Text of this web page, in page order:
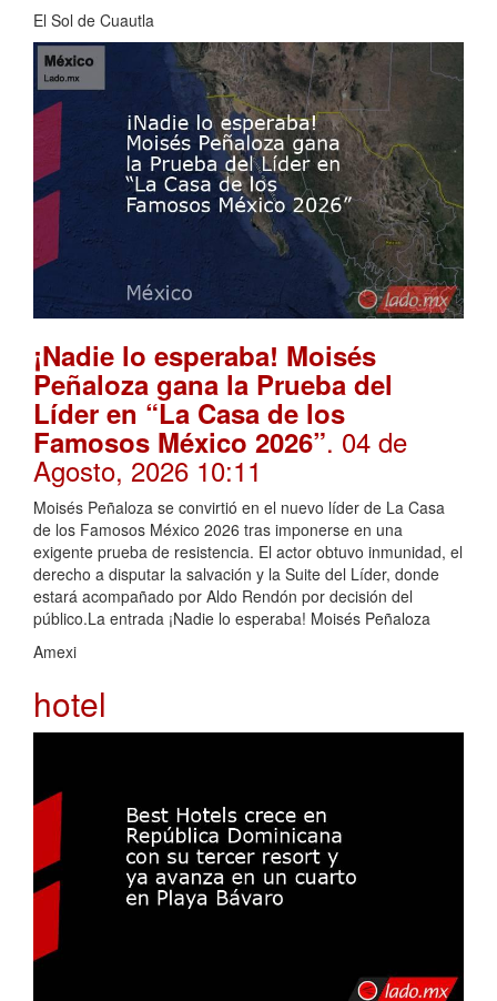
El Sol de Cuautla
¡Nadie lo esperaba! Moisés
Peñaloza gana la Prueba del
Líder en “La Casa de los
Famosos México 2026”. 04 de
Agosto, 2026 10:11
Moisés Peñaloza se convirtió en el nuevo líder de La Casa
de los Famosos México 2026 tras imponerse en una
exigente prueba de resistencia. El actor obtuvo inmunidad, el
derecho a disputar la salvación y la Suite del Líder, donde
estará acompañado por Aldo Rendón por decisión del
público.La entrada ¡Nadie lo esperaba! Moisés Peñaloza
Amexi
hotel